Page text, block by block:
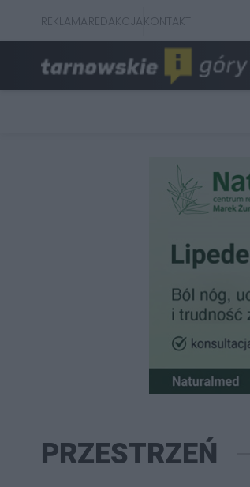
REKLAMAREDAKCJAKONTAKT
PRZESTRZEŃ